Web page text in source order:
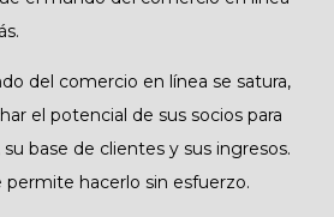
del comercio en línea se satura,
el potencial de sus socios para
base de clientes y sus ingresos.
permite hacerlo sin esfuerzo.